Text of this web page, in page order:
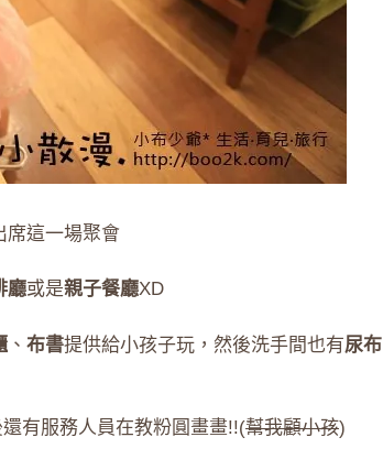
席這一場聚會
廳或是親子餐廳XD
、 布書提供給小孩子玩，然後洗手間也有尿布
有服務人員在教粉圓畫畫!!(幫我顧小孩)